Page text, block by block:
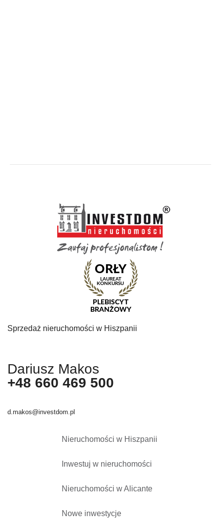
Sprzedaż nieruchomości w Hiszpanii
Dariusz Makos
+48 660 469 500
d.makos@investdom.pl
Nieruchomości w Hiszpanii
Inwestuj w nieruchomości
Nieruchomości w Alicante
Nowe inwestycje